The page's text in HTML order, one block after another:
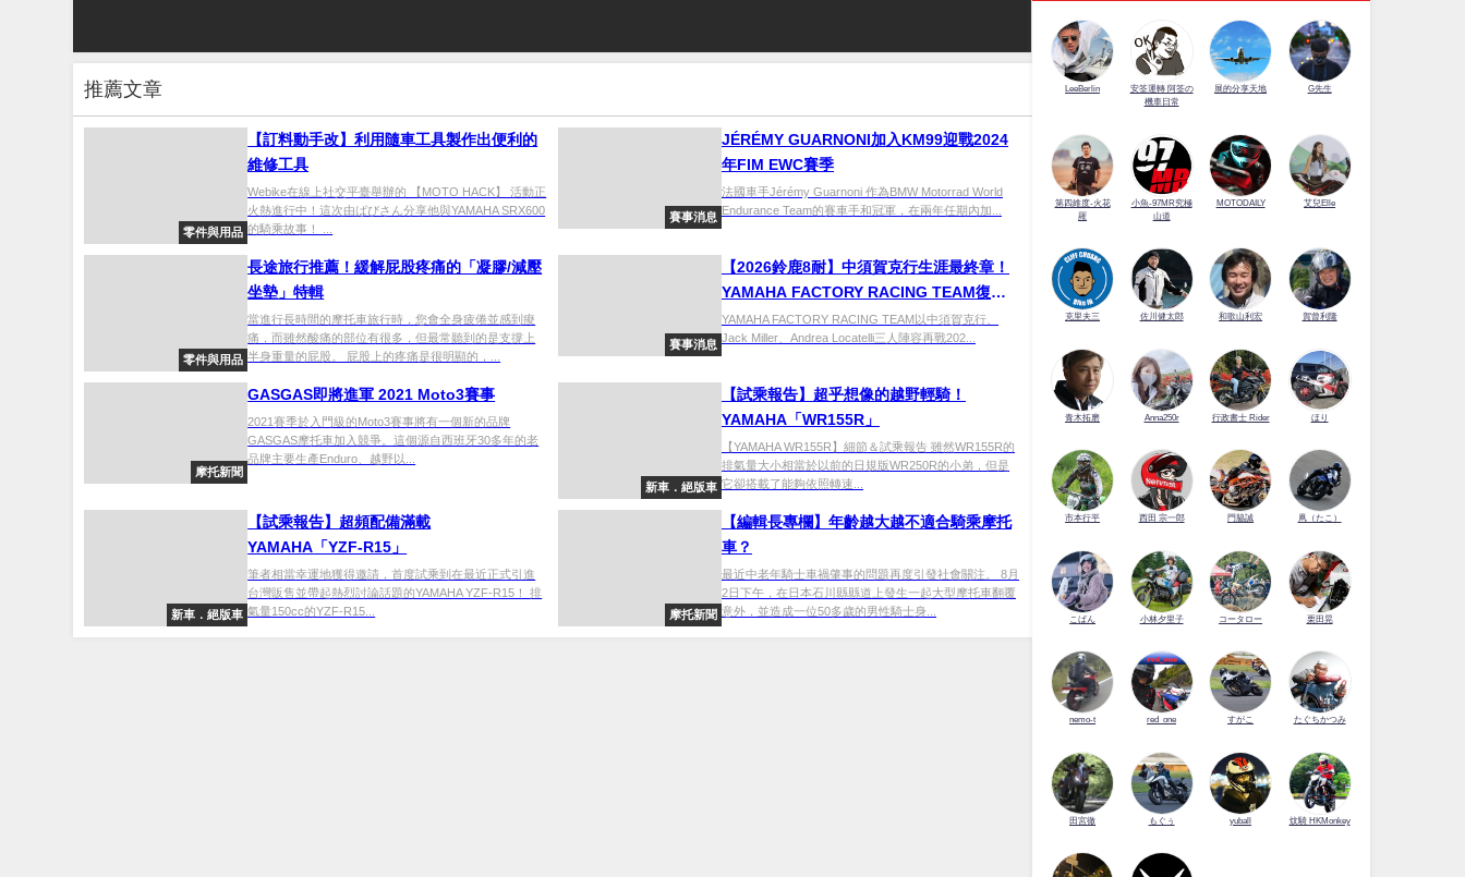
推薦文章
零件與用品
【訂料動手改】利用隨車工具製作出便利的
維修工具
Webike在線上社交平臺舉辦的 【MOTO HACK】 活動正
火熱進行中！這次由ばびさん分享他與YAMAHA SRX600
的騎乘故事！ ...
賽事消息
JÉRÉMY GUARNONI加入KM99迎戰2024
年FIM EWC賽季
法國車手Jérémy Guarnoni 作為BMW Motorrad World
Endurance Team的賽車手和冠軍，在兩年任期內加...
零件與用品
長途旅行推薦！緩解屁股疼痛的「凝膠/減壓
坐墊」特輯
當進行長時間的摩托車旅行時，您會全身疲倦並感到痠
痛，而雖然酸痛的部位有很多，但最常聽到的是支撐上
半身重量的屁股。 屁股上的疼痛是很明顯的，...
賽事消息
【2026鈴鹿8耐】中須賀克行生涯最終章！
YAMAHA FACTORY RACING TEAM復出
第二年縮短差距、挑戰Honda HRC四連霸
YAMAHA FACTORY RACING TEAM以中須賀克行、
Jack Miller、Andrea Locatelli三人陣容再戰202...
摩托新聞
GASGAS即將進軍 2021 Moto3賽事
2021賽季於入門級的Moto3賽事將有一個新的品牌
GASGAS摩托車加入競爭。這個源自西班牙30多年的老
品牌主要生產Enduro、越野以...
新車．絕版車
【試乘報告】超乎想像的越野輕騎！
YAMAHA「WR155R」
【YAMAHA WR155R】細節＆試乘報告 雖然WR155R的
排氣量大小相當於以前的日規版WR250R的小弟，但是
它卻搭載了能夠依照轉速...
新車．絕版車
【試乘報告】超頻配備滿載
YAMAHA「YZF-R15」
筆者相當幸運地獲得邀請，首度試乘到在最近正式引進
台灣販售並帶起熱烈討論話題的YAMAHA YZF-R15！ 排
氣量150cc的YZF-R15...
摩托新聞
【編輯長專欄】年齡越大越不適合騎乘摩托
車？
最近中老年騎士車禍肇事的問題再度引發社會關注。 8月
2日下午，在日本石川縣縣道上發生一起大型摩托車翻覆
意外，並造成一位50多歲的男性騎士身...
LeeBerlin
安筌運轉 阿筌の
機車日常
展的分享天地 G先生
第四維度-火花
羅
小魚-97MR究極
山道
MOTODAILY 艾兒Elle
克里夫三 佐川健太郎 和歌山利宏 賀曾利隆
青木拓磨 Anna250r 行政書士 Rider ほり
市本行平 西田 宗一郎 門脇誠 凧（たこ）
こばん 小林夕里子 コータロー 栗田晃
nemo-t red_one すがこ たぐちかつみ
田宮徹 もぐぅ yuball 炆騎 HKMonkey